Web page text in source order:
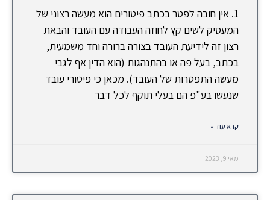
1. אין חובה לפטר בכתב פיטורים הוא מעשה רצוני של
המעסיק לשים קץ לחוזה העבודה עם העובד והבאת
רצון זה לידיעת העובד בצורה ברורה וחד משמעית,
בכתב, בעל פה או בהתנהגות (הוא הדין אף לגבי
מעשה התפטרות של העובד). מכאן כי פיטורי עובד
שנעשו בע"פ הם בעלי תוקף לכל דבר
קרא עוד »
מאי 9, 2023